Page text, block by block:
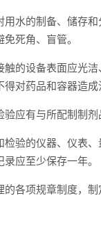
水的制备、储存
死角、盲管。
的设备表面应光
对药品和容器造成
应有与所配制制剂
验的仪器、仪表
应至少保存一年。
各项规章制度，制